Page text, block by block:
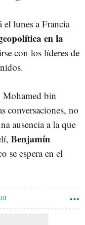
lunes a Francia
en la
con los líderes de
Mohamed bin
conversaciones, no
ausencia a la que
Benjamín
se espera en el